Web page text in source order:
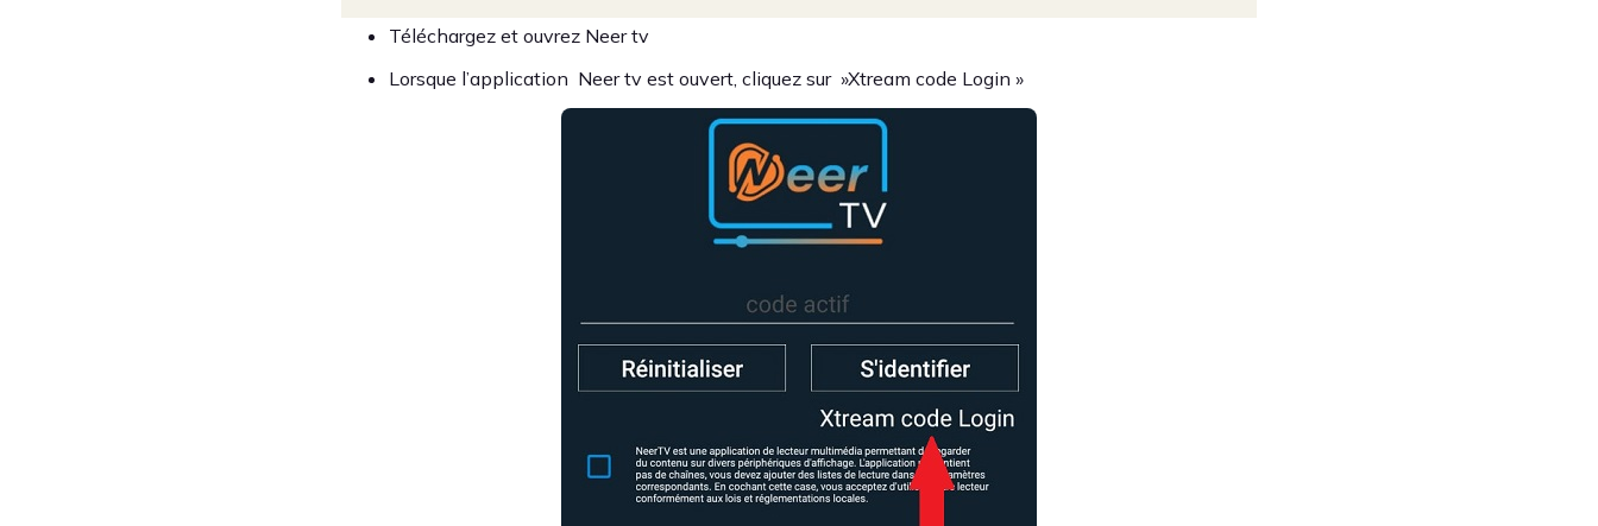
Téléchargez et ouvrez Neer tv
Lorsque l’application Neer tv est ouvert, cliquez sur »Xtream code Login »